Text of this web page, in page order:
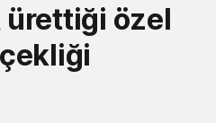
ürettiği özel